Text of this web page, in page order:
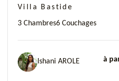
Villa Bastide
3 Chambres6 Couchages
Ishani AROLE à